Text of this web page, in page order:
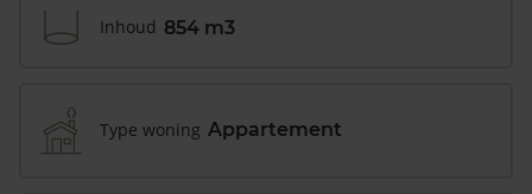
Inhoud 854 m3
Type woning Appartement